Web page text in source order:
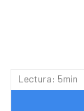
Lectura: 5min